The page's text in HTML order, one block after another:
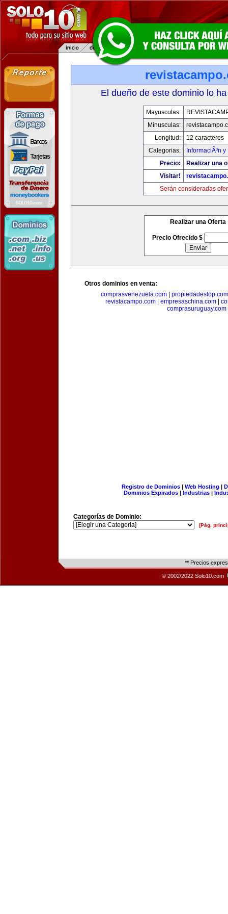
El dueño de este dominio lo
Mayusculas:
Minusculas:
Longitud:
12 caracteres
Categorias:
InformaciÃ³n
Precio:
Realizar una
Visitar!
Serán consideradas
Realizar una Oferta
Precio Ofrecido $
Otros dominios en venta:
comprasvenezuela.com
propiedadestop.com
revistacampo.com
empresaschina.com
comprasuruguay.com
Registro de Dominios| Web Hosting |
Dominios Expirados | Industrias |
Categorías de Dominio:
[Pág.
** Precios
© 2002/2022 Solo10.com